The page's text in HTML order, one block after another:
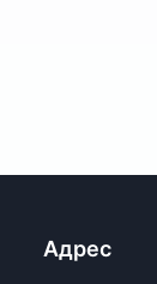
Адрес